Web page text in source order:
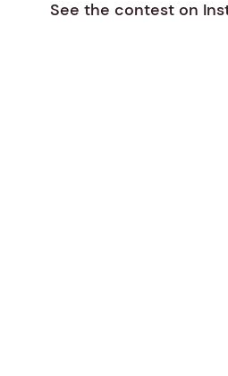
See the contest on